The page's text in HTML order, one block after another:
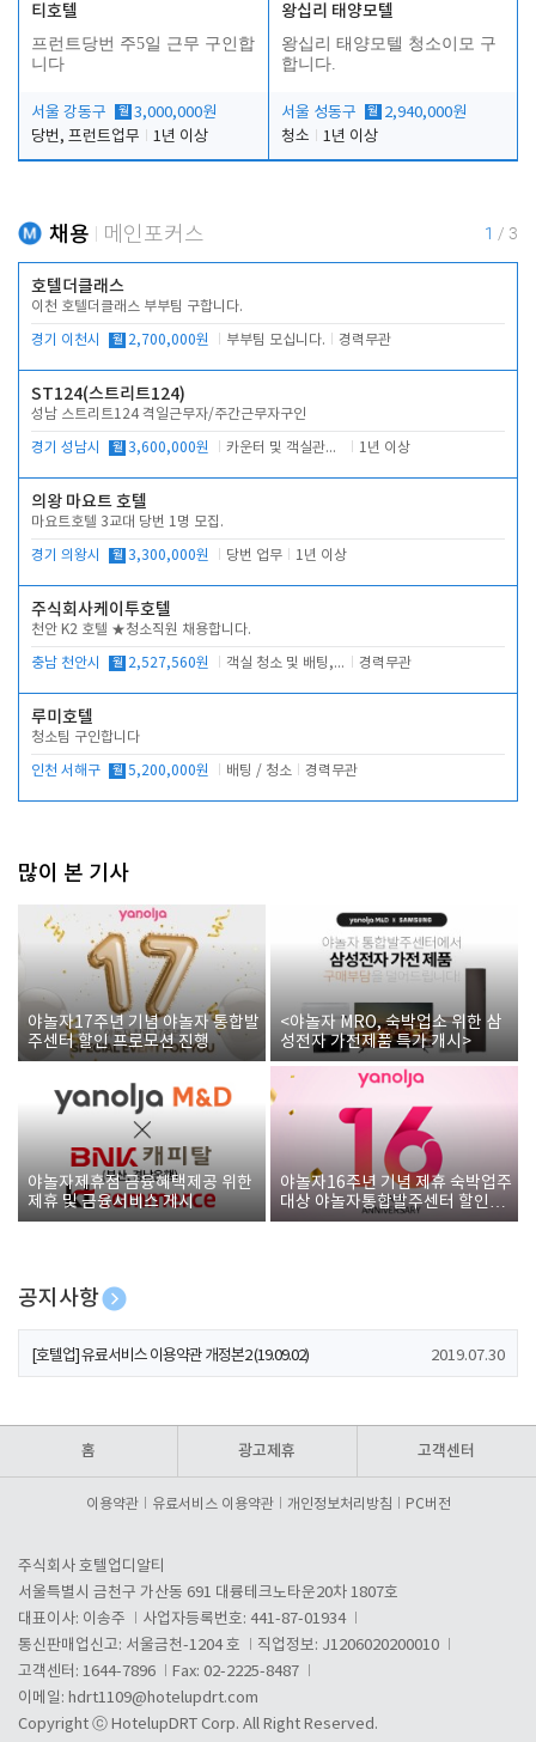
티호텔
프런트당번 주5일 근무 구인합
니다
서울 강동구 월 3,000,000원
당번, 프런트업무
1년 이상
왕십리 태양모텔
왕십리 태양모텔 청소이모 구
합니다.
서울 성동구 월 2,940,000원
청소
1년 이상
채용 메인포커스 1 / 3
호텔더클래스
이천 호텔더클래스 부부팀 구합니다.
경기 이천시 월 2,700,000원 부부팀 모십니다. 경력무관
ST124(스트리트124)
성남 스트리트124 격일근무자/주간근무자구인
경기 성남시 월 3,600,000원 카운터 및 객실관리 전반 1년 이상
의왕 마요트 호텔
마요트호텔 3교대 당번 1명 모집.
경기 의왕시 월 3,300,000원 당번 업무 1년 이상
주식회사케이투호텔
천안 K2 호텔 ★청소직원 채용합니다.
충남 천안시 월 2,527,560원 객실 청소 및 배팅, 주변 시설 청소 경력무관
루미호텔
청소팀 구인합니다
인천 서해구 월 5,200,000원 배팅 / 청소 경력무관
많이 본 기사
야놀자17주년 기념 야놀자 통합발
주센터 할인 프로모션 진행
<야놀자 MRO, 숙박업소 위한 삼
성전자 가전제품 특가 개시>
야놀자제휴점 금융혜택제공 위한
제휴 및 금융서비스 게시
야놀자16주년 기념 제휴 숙박업주
대상 야놀자통합발주센터 할인쿠
폰 증정
공지사항
[호텔업] 개인정보 처리방침 개정본1 (19.09.02)
[호텔업] 유료서비스 이용약관 개정본2 (19.09.02) 2019.07.30
홈 광고제휴 고객센터
이용약관 유료서비스 이용약관 개인정보처리방침 PC버전
주식회사 호텔업디알티
서울특별시 금천구 가산동 691 대륭테크노타운20차 1807호
대표이사: 이송주
사업자등록번호: 441-87-01934
통신판매업신고: 서울금천-1204 호
직업정보: J1206020200010
고객센터: 1644-7896
Fax: 02-2225-8487
이메일: hdrt1109@hotelupdrt.com
Copyright ⓒ HotelupDRT Corp. All Right Reserved.